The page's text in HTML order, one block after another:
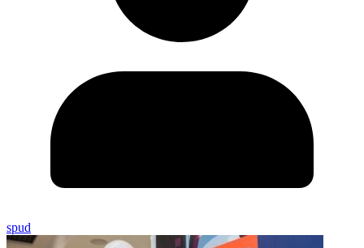
spud